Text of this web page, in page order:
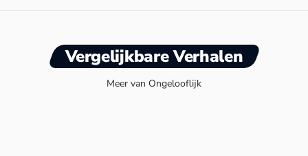
Vergelijkbare Verhalen
Meer van Ongelooflijk